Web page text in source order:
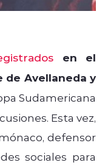
en el
de Avellaneda y
Sudamericana
Esta vez,
defensor
sociales para